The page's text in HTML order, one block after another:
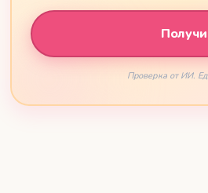
🇲🇹
LëtzebuergeschПроверка от ИИ.